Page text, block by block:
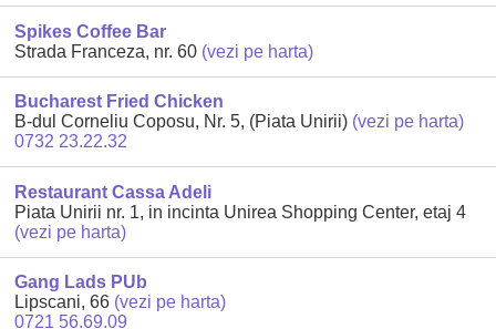
Spikes Coffee Bar
Strada Franceza, nr. 60 (vezi pe harta)
Bucharest Fried Chicken
B-dul Corneliu Coposu, Nr. 5, (Piata Unirii) (vezi pe harta)
0732 23.22.32
Restaurant Cassa Adeli
Piata Unirii nr. 1, in incinta Unirea Shopping Center, etaj 4
(vezi pe harta)
Gang Lads PUb
Lipscani, 66 (vezi pe harta)
0721 56.69.09